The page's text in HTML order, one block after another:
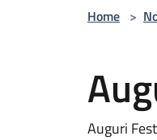
Home >
Auguri